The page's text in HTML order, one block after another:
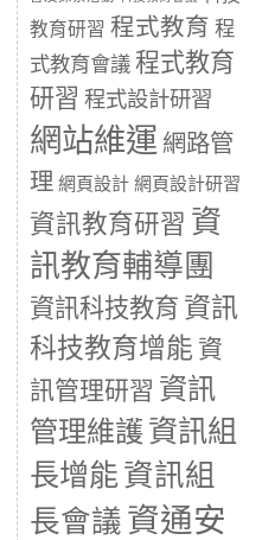
教育研習 程式教育 程
式教育會議 程式教育
研習 程式設計研習
網站維運 網路管
理 網頁設計 網頁設計研習
資訊教育研習 資
訊教育輔導團
資訊科技教育 資訊
科技教育增能 資
訊管理研習 資訊
管理維護 資訊組
長增能資訊組
長會議 資通安